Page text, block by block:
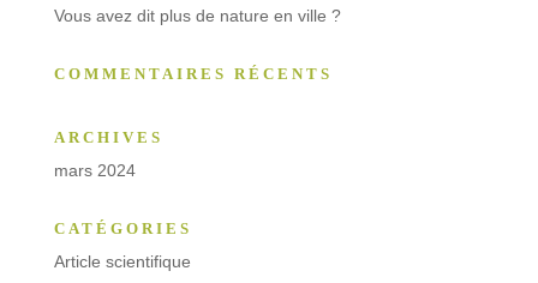
Vous avez dit plus de nature en ville ?
COMMENTAIRES RÉCENTS
ARCHIVES
mars 2024
CATÉGORIES
Article scientifique